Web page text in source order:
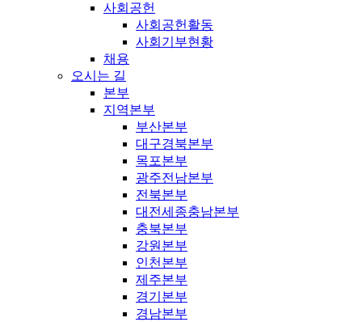
사회공헌
사회공헌활동
사회기부현황
채용
오시는 길
본부
지역본부
부산본부
대구경북본부
목포본부
광주전남본부
전북본부
대전세종충남본부
충북본부
강원본부
인천본부
제주본부
경기본부
경남본부